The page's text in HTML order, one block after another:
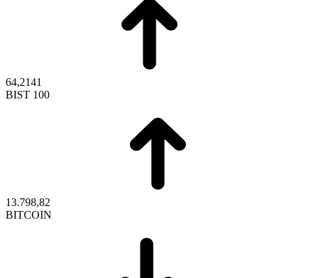
64,2141
BIST 100
13.798,82
BITCOIN